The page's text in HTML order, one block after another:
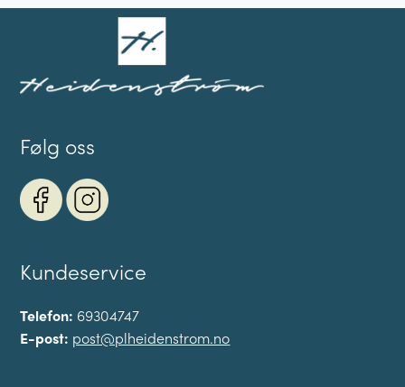
Følg oss
Kundeservice
Telefon: 69304747
E-post: post@plheidenstrom.no